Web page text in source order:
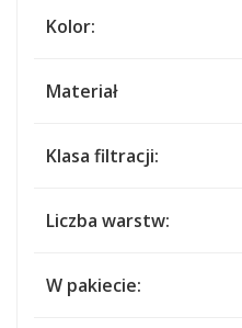
Kolor:
Materiał
Klasa filtracji:
Liczba warstw:
W pakiecie: